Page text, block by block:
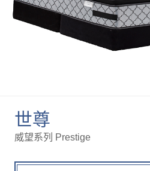
世尊
威望系列 Prestige